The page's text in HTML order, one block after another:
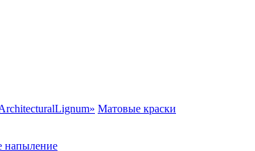
Матовые краски
напыление